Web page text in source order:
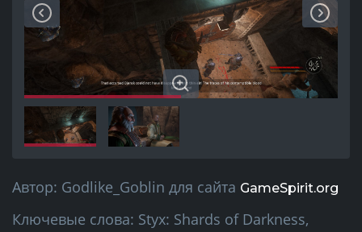
Автор: Godlike_Goblin для сайта GameSpirit.org
Ключевые слова: Styx: Shards of Darkness,